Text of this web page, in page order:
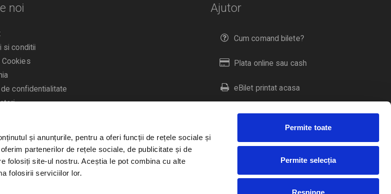
și anunțurile, pentru a oferi funcții de rețele sociale și
partenerilor de rețele sociale, de publicitate și de
folosiți site-ul nostru. Aceștia le pot combina cu alte
folosirii serviciilor lor.
Permite toate
Permite selecția
Respinge
Ajutor
Cum comand bilete?
Plata online sau cash
eBilet printat acasa
Livrare prin curier
Duplicare bilete
noi
si conditii
Cookies
de confidentialitate